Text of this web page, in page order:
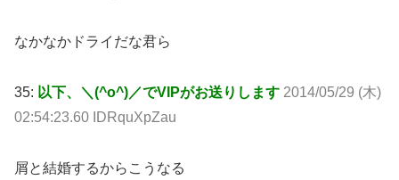
なかなかドライだな君ら
35: 以下、＼(^o^)／でVIPがお送りします 2014/05/29 (木)
02:54:23.60 IDRquXpZau
屑と結婚するからこうなる